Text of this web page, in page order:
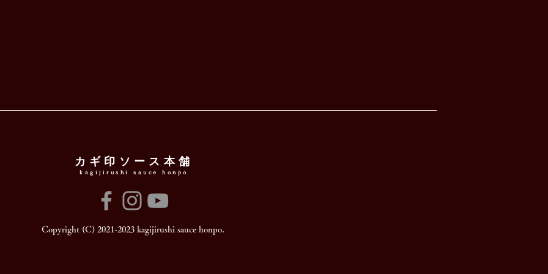
カギ印ソース本舗
kagijirushi sauce honpo
Copyright (C) 2021-2023 kagijirushi sauce honpo.